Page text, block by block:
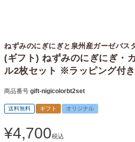
ねずみのにぎにぎと泉州産ガーゼバス
(ギフト) ねずみのにぎにぎ・
ル2枚セット ※ラッピング付き
商品番号 gift-nigicolorbt2set
送料無料 ギフト オリジナル
¥4,700税込